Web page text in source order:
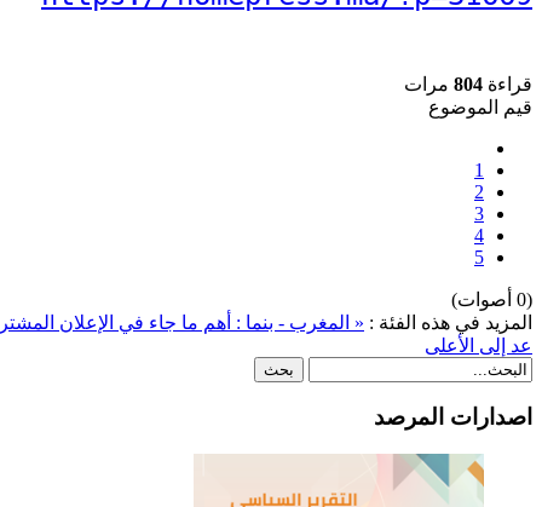
قراءة 804 مرات
قيم الموضوع
1
2
3
4
5
(0 أصوات)
المزيد في هذه الفئة : « المغرب - بنما : أهم ما جاء في الإعلان
عد إلى الأعلى
اصدارات المرصد